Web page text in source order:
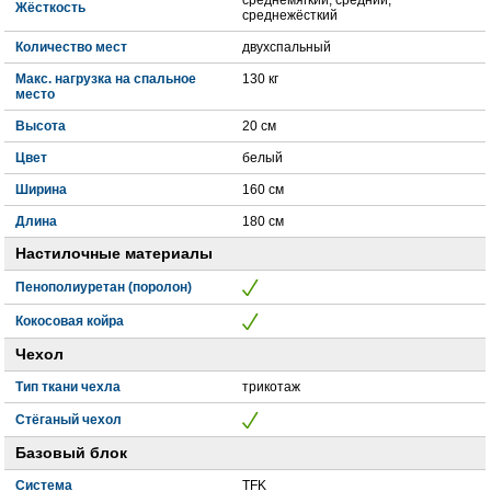
Жёсткость
среднежёсткий
Количество мест двухспальный
Макс. нагрузка на спальное
место
130 кг
Высота 20 см
Цвет белый
Ширина 160 см
Длина 180 см
Настилочные материалы
Пенополиуретан (поролон)
Кокосовая койра
Чехол
Тип ткани чехла трикотаж
Стёганый чехол
Базовый блок
Система TFK